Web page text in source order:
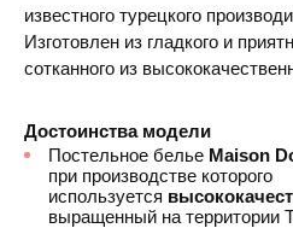
известного турецкого
Изготовлен из гладкого и
сотканного из
Достоинства модели
Постельное белье Maison
при производстве которого
используется
выращенный на территории